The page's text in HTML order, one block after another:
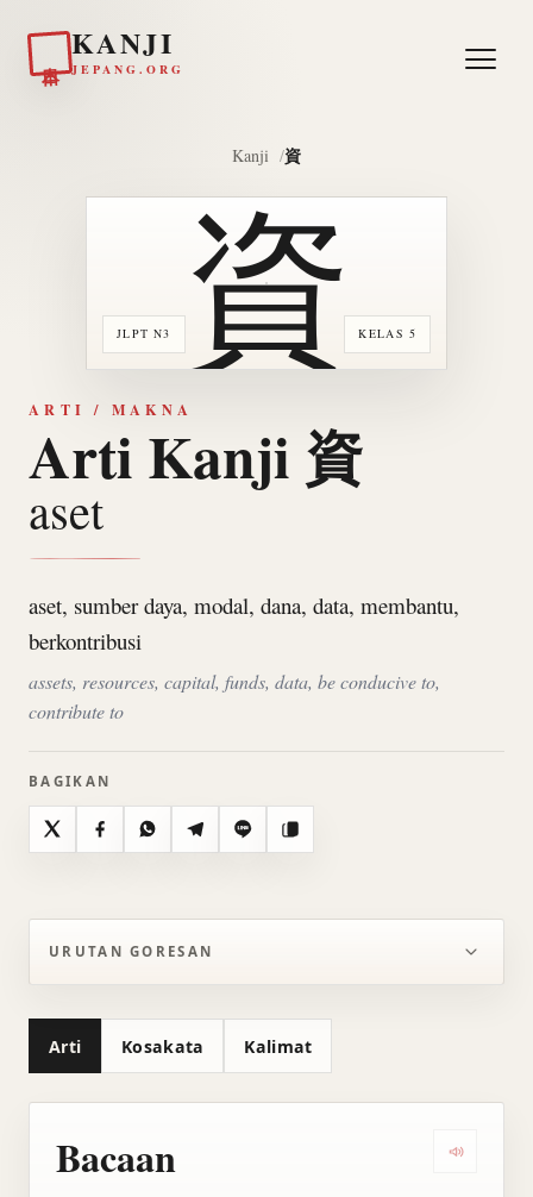
KANJI
JEPANG.ORG
Kanji 資
JLPT N3 KELAS 5
資
ARTI / MAKNA
Arti Kanji 資
aset
aset, sumber daya, modal, dana, data, membantu,
berkontribusi
assets, resources, capital, funds, data, be conducive to,
contribute to
BAGIKAN
X FacebookWhatsAppTelegramLine Salin
URUTAN GORESAN
Arti Kosakata Kalimat
Bacaan